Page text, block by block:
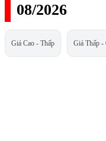
08/2026
Giá Cao - Thấp Giá Thấp -